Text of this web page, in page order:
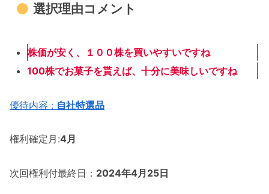
選択理由コメント
株価が安く、１００株を買いやすいですね
100株でお菓子を貰えば、十分に美味しいですね
優待内容 : 自社特選品
権利確定月:4月
次回権利付最終日： 2024年4月25日